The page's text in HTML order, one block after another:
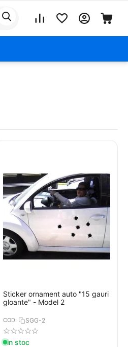
Sticker ornament auto "15 gauri
gloante" - Model 2
COD: SGG-2
in stoc